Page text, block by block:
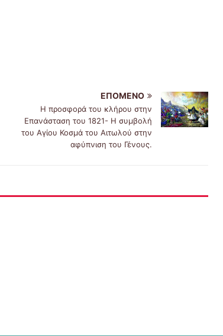
ΕΠΌΜΕΝΟ
Η προσφορά του κλήρου στην
Επανάσταση του 1821- Η συμβολή
του Αγίου Κοσμά του Αιτωλού στην
αφύπνιση του Γένους.